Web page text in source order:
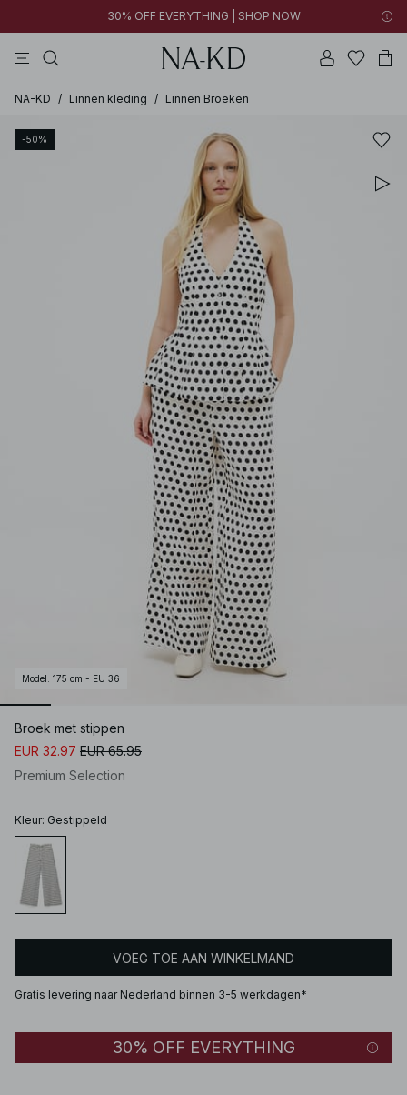
30% OFF EVERYTHING | SHOP NOW
NA-KD / Linnen kleding / Linnen Broeken
-50%
Model : 175 cm - EU 36
Broek met stippen
EUR 32.97 EUR 65.95
Premium Selection
Kleur: Gestippeld
VOEG TOE AAN WINKELMAND
Gratis levering naar Nederland binnen 3-5 werkdagen*
30% OFF EVERYTHING